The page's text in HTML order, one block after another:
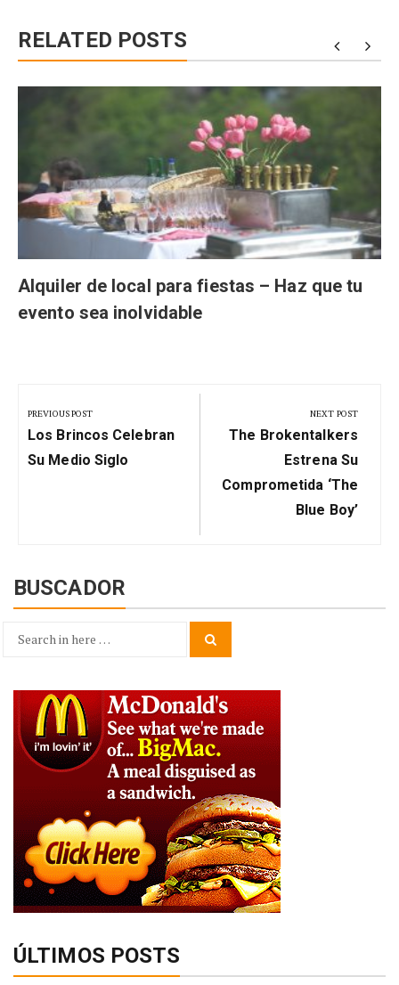
RELATED POSTS
Alquiler de local para fiestas – Haz que tu
evento sea inolvidable
de
entradas
PREVIOUS POST
Previous
Post:
Los Brincos Celebran
Su Medio Siglo
NEXT POST
Next
The Brokentalkers
Estrena Su
Comprometida ‘The
Blue Boy’
BUSCADOR
Search
ÚLTIMOS POSTS